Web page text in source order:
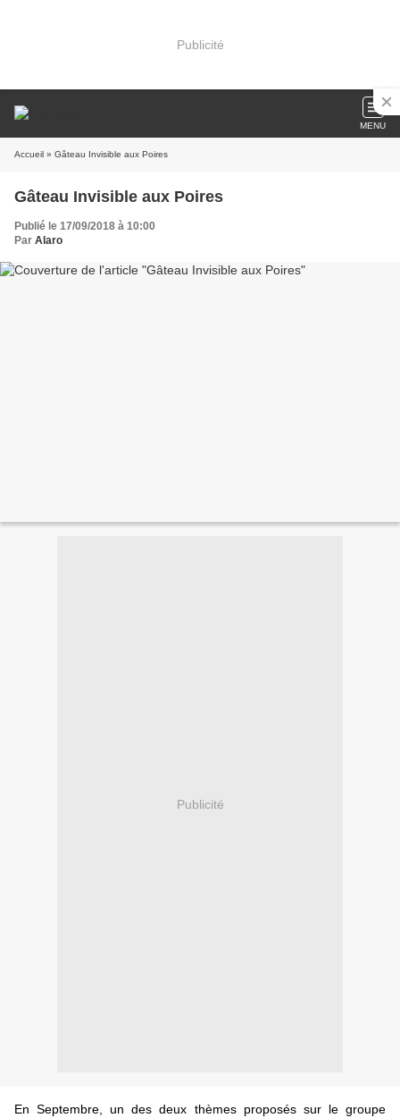
Publicité
MENU
Accueil » Gâteau Invisible aux Poires
Gâteau Invisible aux Poires
Publié le 17/09/2018 à 10:00
Par Alaro
Publicité
En Septembre, un des deux thèmes proposés sur le groupe